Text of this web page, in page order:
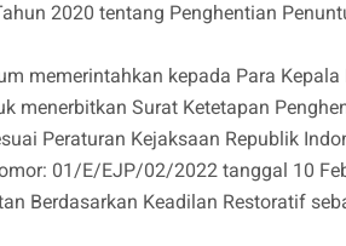
2020 tentang Penghentian
memerintahkan kepada Para
menerbitkan Surat Ketetapan
Peraturan Kejaksaan Republik
01/E/EJP/02/2022 tanggal 10
Berdasarkan Keadilan Restoratif